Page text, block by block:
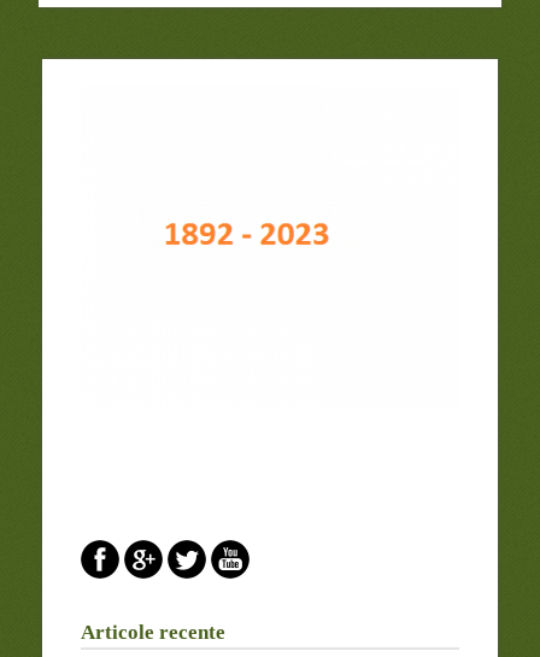
Articole recente